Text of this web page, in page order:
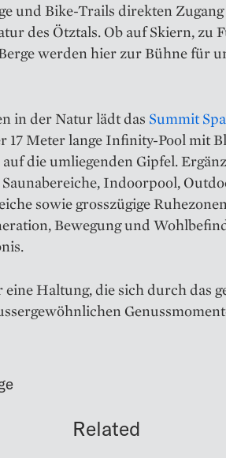
und Bike-Trails direkten
des Ötztals. Ob auf Skiern, zu
werden hier zur Bühne für
in der Natur lädt das Summit Spa
17 Meter lange Infinity-Pool mit
die umliegenden Gipfel.
Indoorpool,
sowie grosszügige
Bewegung und
Haltung, die sich durch das
Related